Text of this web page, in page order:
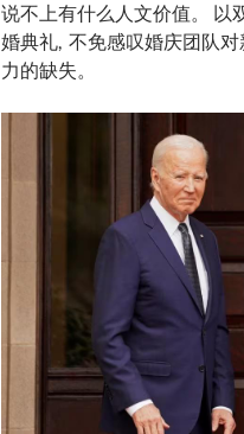
说不上有什么人文价值。 以
婚典礼, 不免感叹婚庆团队
力的缺失。